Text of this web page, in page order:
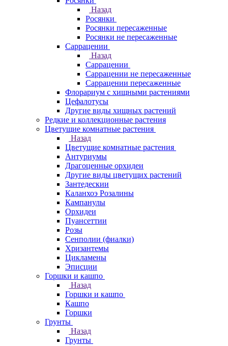
Назад
Росянки
Росянки пересаженные
Росянки не пересаженные
Саррацении
Назад
Саррацении
Саррацении не пересаженные
Саррацении пересаженные
Флорариум с хищными растениями
Цефалотусы
Другие виды хищных растений
Редкие и коллекционные растения
Цветущие комнатные растения
Назад
Цветущие комнатные растения
Антуриумы
Драгоценные орхидеи
Другие виды цветущих растений
Зантедескии
Каланхоэ Розалины
Кампанулы
Орхидеи
Пуансеттии
Розы
Сенполии (фиалки)
Хризантемы
Цикламены
Эписции
Горшки и кашпо
Назад
Горшки и кашпо
Кашпо
Горшки
Грунты
Назад
Грунты